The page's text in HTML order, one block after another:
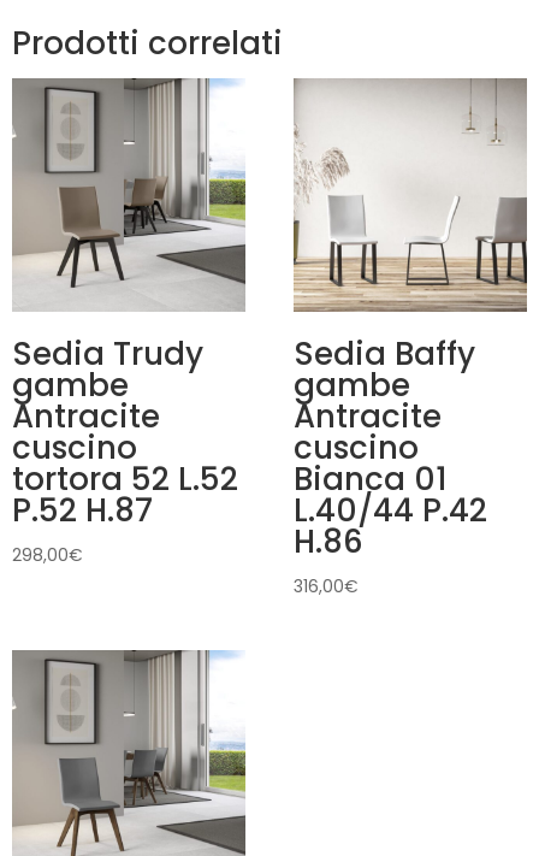
Prodotti correlati
Sedia Trudy
gambe
Antracite
cuscino
tortora 52 L.52
P.52 H.87
298,00€
Sedia Baffy
gambe
Antracite
cuscino
Bianca 01
L.40/44 P.42
H.86
316,00€